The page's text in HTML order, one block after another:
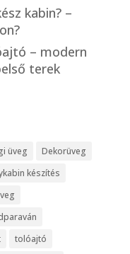
kabin? –
– modern
terek
üveg
Dekorüveg
készítés
tolóajtó